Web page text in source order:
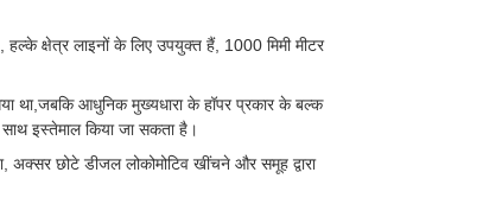
क्षेत्र लाइनों के लिए उपयुक्त हैं, 1000 मिमी मीटर
था,जबकि आधुनिक मुख्यधारा के हॉपर प्रकार के बल्क
इस्तेमाल किया जा सकता है।
अक्सर छोटे डीजल लोकोमोटिव खींचने और समूह द्वारा